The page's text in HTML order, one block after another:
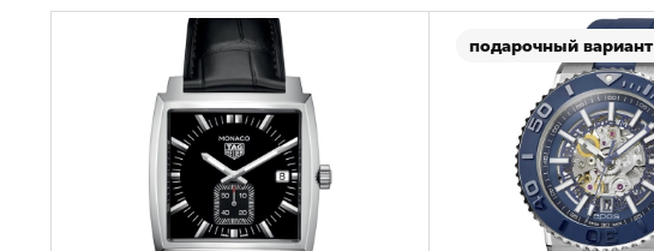
подарочный вариант